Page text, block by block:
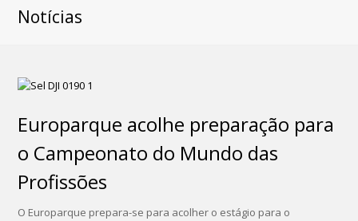
Notícias
Europarque acolhe preparação para
o Campeonato do Mundo das
Profissões
O Europarque prepara-se para acolher o estágio para o